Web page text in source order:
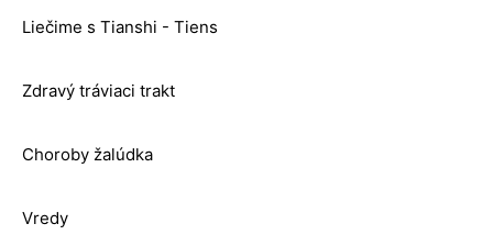
Liečime s Tianshi - Tiens
Zdravý tráviaci trakt
Choroby žalúdka
Vredy